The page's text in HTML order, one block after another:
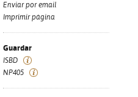
Enviar por email
Imprimir página
Guardar
ISBD
NP405